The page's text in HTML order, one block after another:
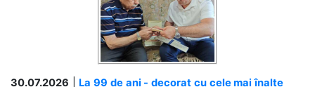
30.07.2026 La 99 de ani - decorat cu cele mai înalte